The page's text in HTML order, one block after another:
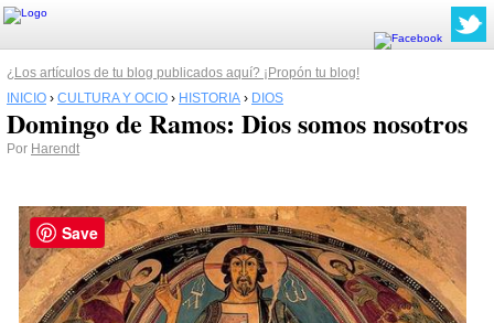
¿Los artículos de tu blog publicados aquí? ¡Propón tu blog!
INICIO › CULTURA Y OCIO › HISTORIA › DIOS
Domingo de Ramos: Dios somos nosotros
Por Harendt
Save